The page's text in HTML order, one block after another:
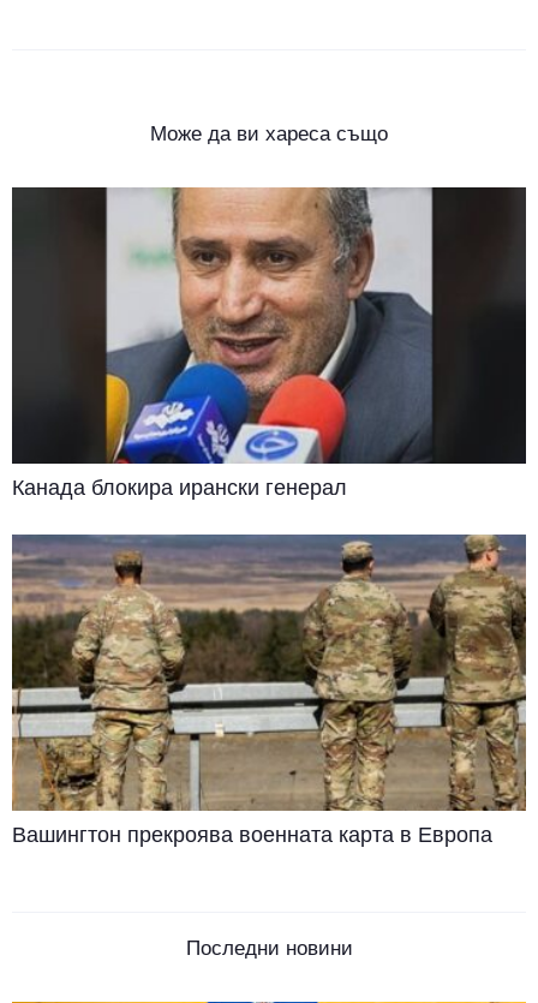
Може да ви хареса също
Канада блокира ирански генерал
Вашингтон прекроява военната карта в Европа
Последни новини